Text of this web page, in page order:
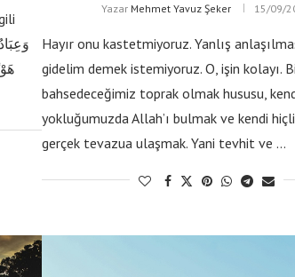
Yazar Mehmet Yavuz Şeker 15/09/
Hayır onu kastetmiyoruz. Yanlış
gidelim demek istemiyoruz. O, işin kolayı.
bahsedeceğimiz toprak olmak hususu,
yokluğumuzda Allah’ı bulmak ve kendi
gerçek tevazua ulaşmak. Yani tevhit ve …